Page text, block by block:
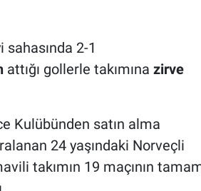
sahasında 2-1
attığı gollerle takımına zirve
Kulübünden satın alma
24 yaşındaki Norveçli
takımın 19 maçının